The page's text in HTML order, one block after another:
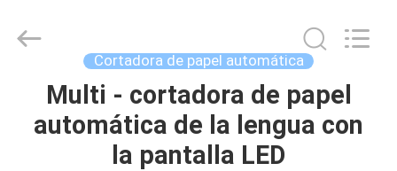
HOGAR
PRODUCTOS
Printyoung
International
Cortadora de papel automática
Multi - cortadora de papel
automática de la lengua con
la pantalla LED